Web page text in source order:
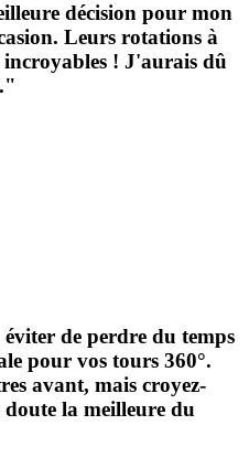
décision pour mon
Leurs rotations à
! J'aurais dû
de perdre du temps
pour vos tours 360°.
avant, mais croyez-
doute la meilleure du